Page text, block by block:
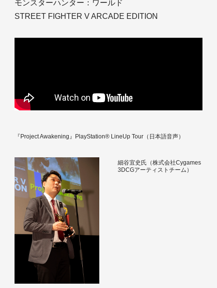
モンスターハンター：ワールド
STREET FIGHTER V ARCADE EDITION
『Project Awakening』PlayStation® LineUp Tour（日本語音声）
細谷宜史氏（株式会社Cygames
3DCGアーティストチーム）